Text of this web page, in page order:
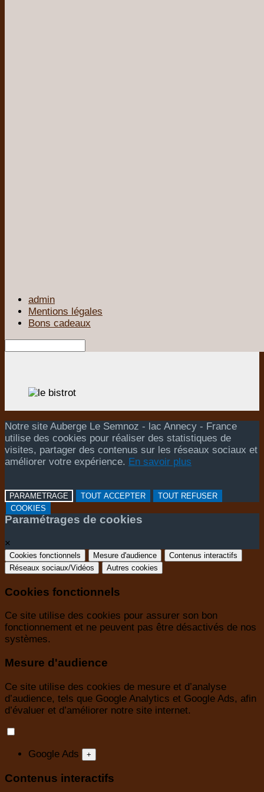
admin
Mentions légales
Bons cadeaux
Notre site Auberge Le Semnoz - lac Annecy - France
utilise des cookies pour réaliser des statistiques de
visites, partager des contenus sur les réseaux sociaux et
améliorer votre expérience. En savoir plus
PARAMETRAGE TOUT ACCEPTER
TOUT REFUSER
COOKIES
Paramétrages de cookies
×
Cookies fonctionnels Mesure d'audience
Contenus interactifs
Réseaux sociaux/Vidéos
Autres cookies
Cookies fonctionnels
Ce site utilise des cookies pour assurer son bon
fonctionnement et ne peuvent pas être désactivés de nos
systèmes.
Mesure d'audience
Ce site utilise des cookies de mesure et d’analyse
d’audience, tels que Google Analytics et Google Ads, afin
d’évaluer et d’améliorer notre site internet.
Google Ads +
Contenus interactifs